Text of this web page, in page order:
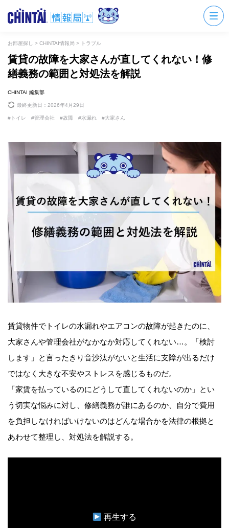
お部屋探し > CHINTAI情報局 > トラブル
賃貸の故障を大家さんが直してくれない！修
繕義務の範囲と対処法を解説
CHINTAI 編集部
最終更新日： 2026年4月29日
トイレ 管理会社 故障 水漏れ 大家さん
賃貸物件でトイレの水漏れやエアコンの故障が起きたのに、
大家さんや管理会社がなかなか対応してくれない…。「検討
します」と言ったきり音沙汰がないと生活に支障が出るだけ
ではなく大きな不安やストレスを感じるものだ。
「家賃を払っているのにどうして直してくれないのか」とい
う切実な悩みに対し、修繕義務が誰にあるのか、自分で費用
を負担しなければいけないのはどんな場合かを法律の根拠と
あわせて整理し、対処法を解説する。
再生する